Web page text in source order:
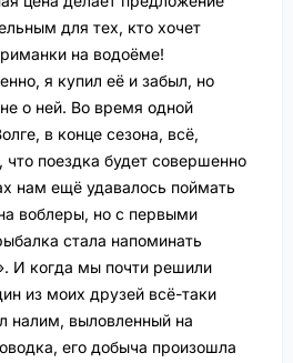
для тех, кто хочет
на водоёме!
я купил её и забыл, но
о ней. Во время одной
в конце сезона, всё,
поездка будет совершенно
нам ещё удавалось поймать
воблеры, но с первыми
стала напоминать
И когда мы почти решили
из моих друзей всё-таки
налим, выловленный на
его добыча произошла